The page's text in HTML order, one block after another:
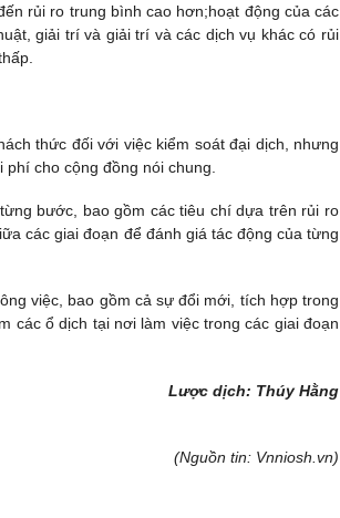
rủi ro trung bình cao hơn;hoạt động của các
giải trí và giải trí và các dịch vụ khác có rủi
thức đối với việc kiểm soát đại dịch, nhưng
cho cộng đồng nói chung.
bước, bao gồm các tiêu chí dựa trên rủi ro
các giai đoạn để đánh giá tác động của từng
việc, bao gồm cả sự đổi mới, tích hợp trong
các ổ dịch tại nơi làm việc trong các giai đoạn
Lược dịch: Thúy Hằng
(Nguồn tin: Vnniosh.vn)